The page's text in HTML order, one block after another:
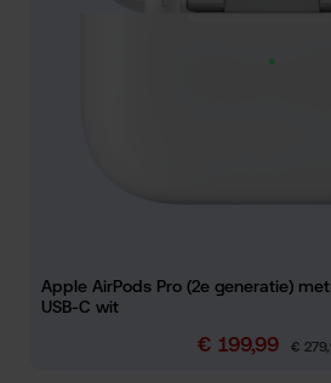
Apple AirPods Pro (2e generatie)
USB-C wit
Verkoopprijs:
€ 199,99 €